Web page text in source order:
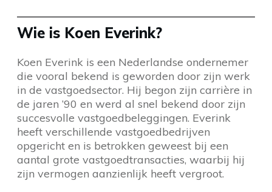
Wie is Koen Everink?
Koen Everink is een Nederlandse ondernemer
die vooral bekend is geworden door zijn werk
in de vastgoedsector. Hij begon zijn carrière in
de jaren ’90 en werd al snel bekend door zijn
succesvolle vastgoedbeleggingen. Everink
heeft verschillende vastgoedbedrijven
opgericht en is betrokken geweest bij een
aantal grote vastgoedtransacties, waarbij hij
zijn vermogen aanzienlijk heeft vergroot.